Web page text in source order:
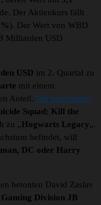
Der Aktienkurs fällt
). Der Wert von WBD
Milliarden USD
USD im 2. Quartal zu
mit einem
Anteil. Wir berichteten
Squad: Kill the
zu „Hogwarts Legacy„.
befindet, will
DC oder Harry
betonten David Zaslav
Division JB